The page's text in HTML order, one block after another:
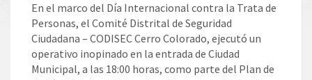
En el marco del Día Internacional contra la Trata de
Personas, el Comité Distrital de Seguridad
Ciudadana – CODISEC Cerro Colorado, ejecutó un
operativo inopinado en la entrada de Ciudad
Municipal, a las 18:00 horas, como parte del Plan de